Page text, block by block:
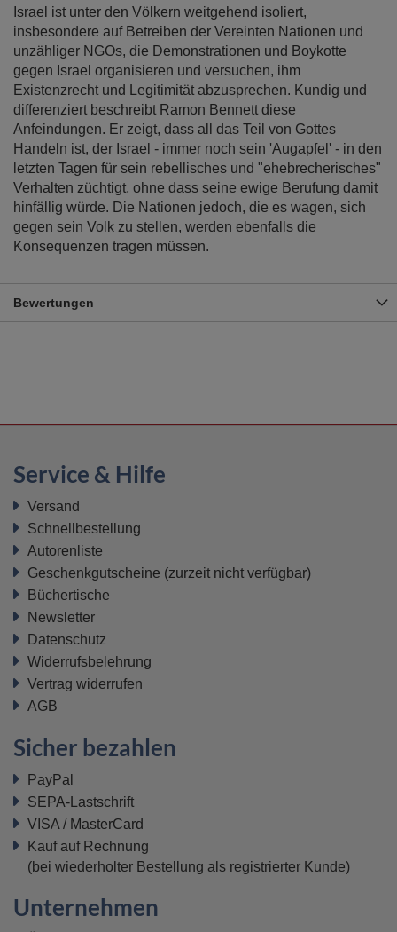
Israel ist unter den Völkern weitgehend isoliert,
insbesondere auf Betreiben der Vereinten Nationen und
unzähliger NGOs, die Demonstrationen und Boykotte
gegen Israel organisieren und versuchen, ihm
Existenzrecht und Legitimität abzusprechen. Kundig und
differenziert beschreibt Ramon Bennett diese
Anfeindungen. Er zeigt, dass all das Teil von Gottes
Handeln ist, der Israel - immer noch sein 'Augapfel' - in den
letzten Tagen für sein rebellisches und "ehebrecherisches"
Verhalten züchtigt, ohne dass seine ewige Berufung damit
hinfällig würde. Die Nationen jedoch, die es wagen, sich
gegen sein Volk zu stellen, werden ebenfalls die
Konsequenzen tragen müssen.
Bewertungen
Service & Hilfe
Versand
Schnellbestellung
Autorenliste
Geschenkgutscheine (zurzeit nicht verfügbar)
Büchertische
Newsletter
Datenschutz
Widerrufsbelehrung
Vertrag widerrufen
AGB
Sicher bezahlen
PayPal
SEPA-Lastschrift
VISA / MasterCard
Kauf auf Rechnung
(bei wiederholter Bestellung als registrierter Kunde)
Unternehmen